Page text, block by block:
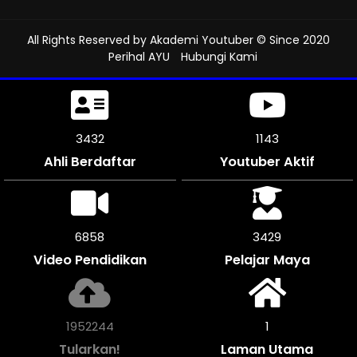
All Rights Reserved by Akademi Youtuber © Since 2020
Perihal AYU
Hubungi Kami
3780
Ahli Berdaftar
1259
Youtuber Aktif
7554
Video Pendidikan
3777
Pelajar Maya
2150372
Tularkan!
1
Laman Utama